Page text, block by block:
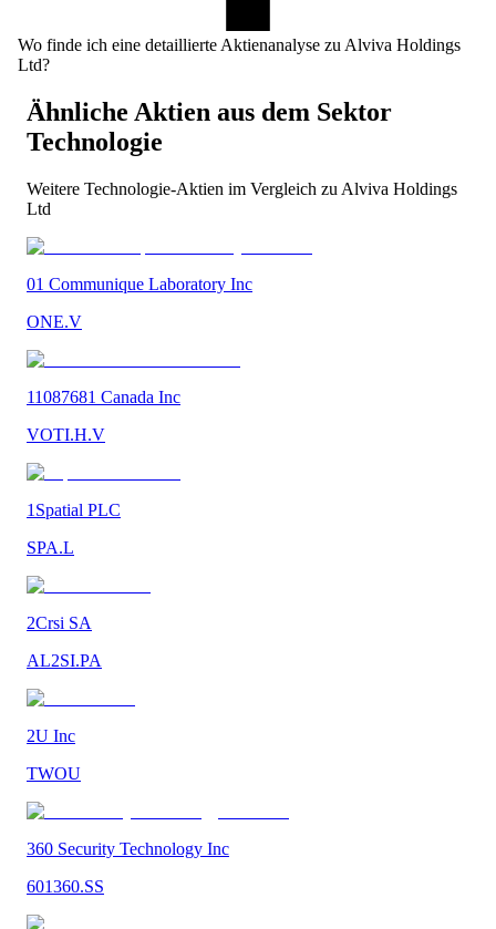
Wo finde ich eine detaillierte Aktienanalyse zu Alviva Holdings
Ltd?
Ähnliche Aktien aus dem Sektor
Technologie
Weitere Technologie-Aktien im Vergleich zu Alviva Holdings
Ltd
01 Communique Laboratory Inc
ONE.V
11087681 Canada Inc
VOTI.H.V
1Spatial PLC
SPA.L
2Crsi SA
AL2SI.PA
2U Inc
TWOU
360 Security Technology Inc
601360.SS